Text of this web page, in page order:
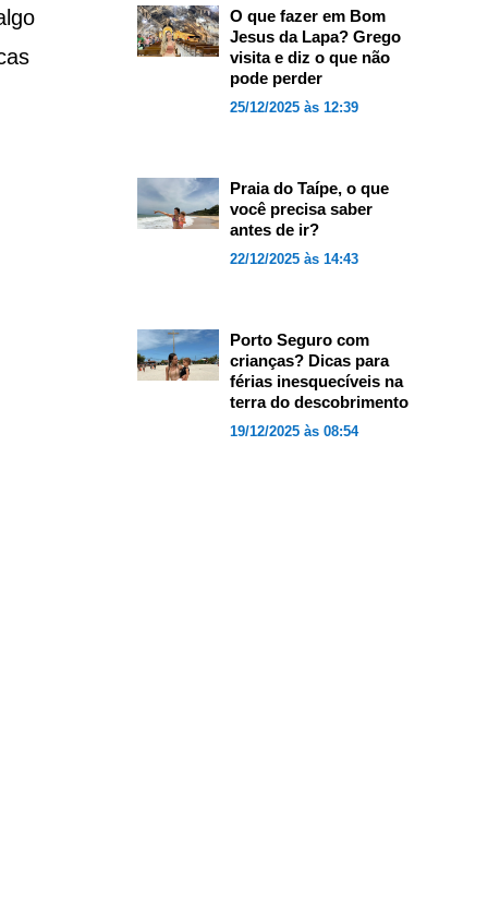
O que fazer em Bom
Jesus da Lapa? Grego
visita e diz o que não
pode perder
25/12/2025 às 12:39
Praia do Taípe, o que
você precisa saber
antes de ir?
22/12/2025 às 14:43
Porto Seguro com
crianças? Dicas para
férias inesquecíveis na
terra do descobrimento
19/12/2025 às 08:54